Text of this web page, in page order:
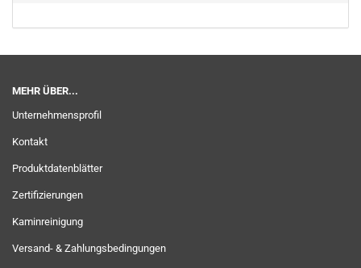
MEHR ÜBER...
Unternehmensprofil
Kontakt
Produktdatenblätter
Zertifizierungen
Kaminreinigung
Versand- & Zahlungsbedingungen